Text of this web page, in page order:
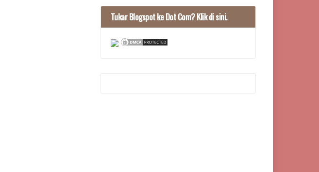
Tukar Blogspot ke Dot Com? Klik di sini.